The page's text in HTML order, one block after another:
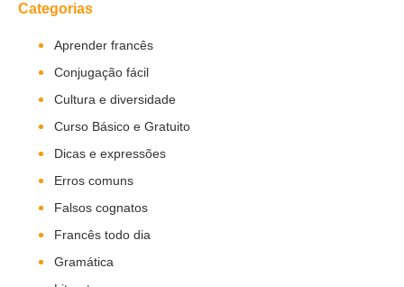
Categorias
Aprender francês
Conjugação fácil
Cultura e diversidade
Curso Básico e Gratuito
Dicas e expressões
Erros comuns
Falsos cognatos
Francês todo dia
Gramática